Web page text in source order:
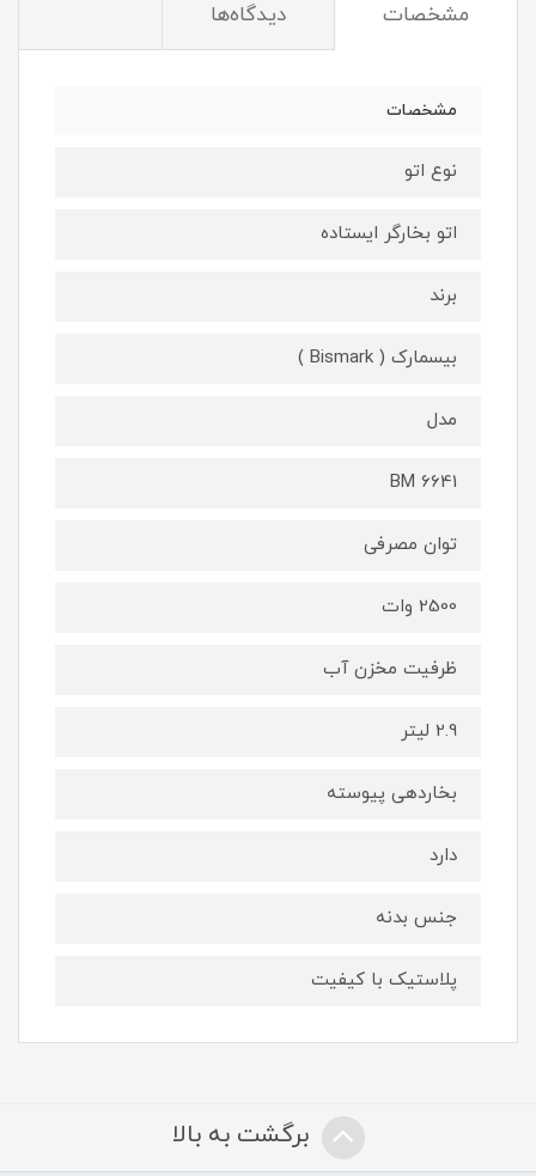
مشخصات دیدگاه‌ها
مشخصات
نوع اتو
اتو بخارگر ایستاده
برند
بیسمارک ( Bismark )
مدل
BM 6641
توان مصرفی
2500 وات
ظرفیت مخزن آب
2.9 لیتر
بخاردهی پیوسته
دارد
جنس بدنه
پلاستیک با کیفیت
برگشت به بالا